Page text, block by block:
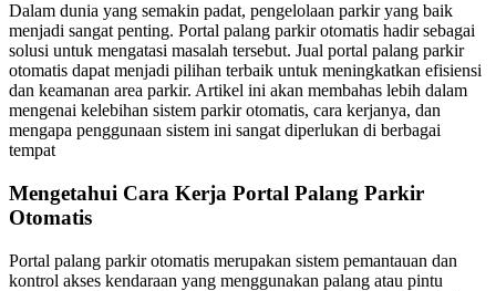
Dalam dunia yang semakin padat, pengelolaan parkir yang baik
menjadi sangat penting. Portal palang parkir otomatis hadir sebagai
solusi untuk mengatasi masalah tersebut. Jual portal palang parkir
otomatis dapat menjadi pilihan terbaik untuk meningkatkan efisiensi
dan keamanan area parkir. Artikel ini akan membahas lebih dalam
mengenai kelebihan sistem parkir otomatis, cara kerjanya, dan
mengapa penggunaan sistem ini sangat diperlukan di berbagai
tempat
Mengetahui Cara Kerja Portal Palang Parkir
Otomatis
Portal palang parkir otomatis merupakan sistem pemantauan dan
kontrol akses kendaraan yang menggunakan palang atau pintu